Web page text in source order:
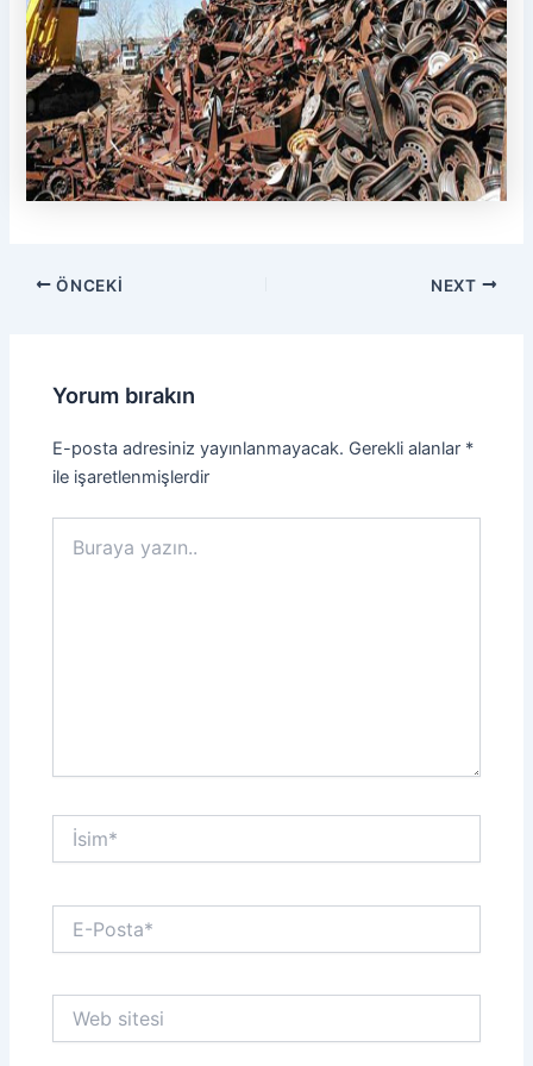
ÖNCEKI NEXT
Yorum bırakın
E-posta adresiniz yayınlanmayacak. Gerekli alanlar *
ile işaretlenmişlerdir
yazın..
İsim*
Posta*
sitesi